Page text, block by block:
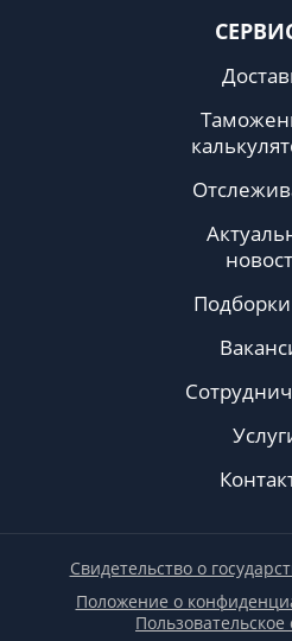
Положение о
Свидетельство о